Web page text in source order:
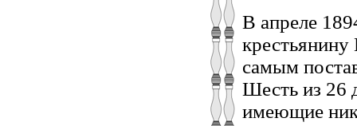
В апреле
крестьянину
самым
Шесть из 26
имеющие